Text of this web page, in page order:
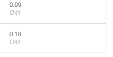
0.09
CNY
0.18
CNY